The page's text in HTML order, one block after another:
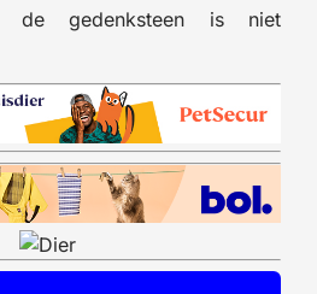
de gedenksteen is niet